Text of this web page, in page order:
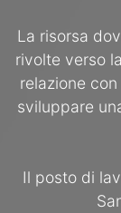
La risorsa
rivolte verso
relazione
sviluppare
Il posto di